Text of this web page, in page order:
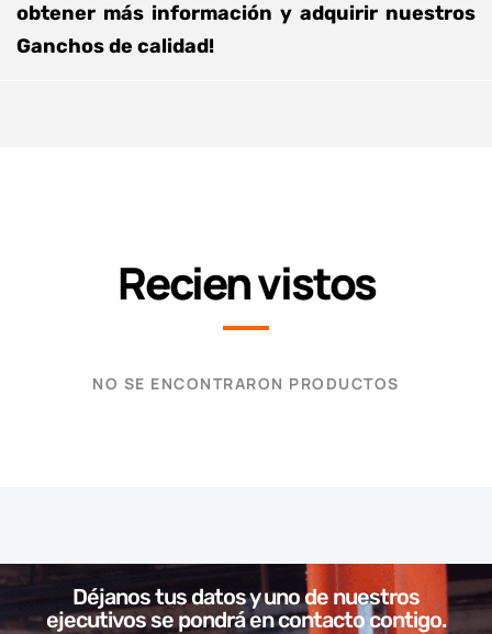
obtener más información y adquirir nuestros
Ganchos de calidad!
Recien vistos
NO SE ENCONTRARON PRODUCTOS
Déjanos tus datos y uno de nuestros
ejecutivos se pondrá en contacto contigo.